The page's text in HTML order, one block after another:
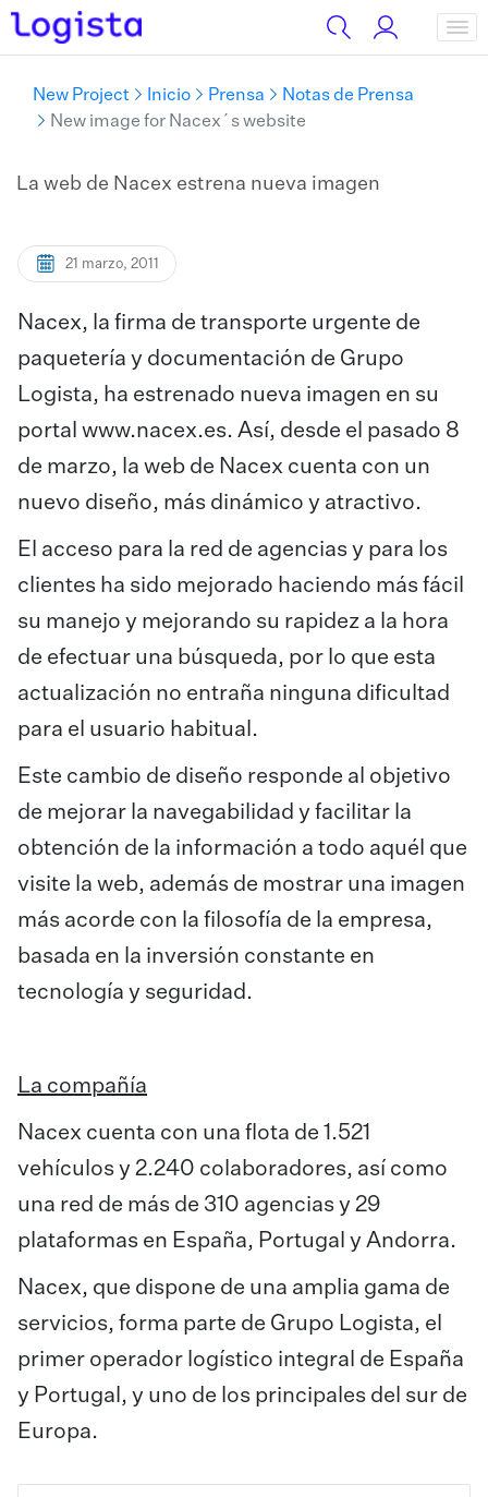
New Project Inicio Prensa
Notas de Prensa
New image for Nacex´s website
La web de Nacex estrena nueva imagen
21 marzo, 2011
Nacex, la firma de transporte urgente de
paquetería y documentación de Grupo
Logista, ha estrenado nueva imagen en su
portal www.nacex.es. Así, desde el pasado 8
de marzo, la web de Nacex cuenta con un
nuevo diseño, más dinámico y atractivo.
El acceso para la red de agencias y para los
clientes ha sido mejorado haciendo más fácil
su manejo y mejorando su rapidez a la hora
de efectuar una búsqueda, por lo que esta
actualización no entraña ninguna dificultad
para el usuario habitual.
Este cambio de diseño responde al objetivo
de mejorar la navegabilidad y facilitar la
obtención de la información a todo aquél que
visite la web, además de mostrar una imagen
más acorde con la filosofía de la empresa,
basada en la inversión constante en
tecnología y seguridad.
La compañía
Nacex cuenta con una flota de 1.521
vehículos y 2.240 colaboradores, así como
una red de más de 310 agencias y 29
plataformas en España, Portugal y Andorra.
Nacex, que dispone de una amplia gama de
servicios, forma parte de Grupo Logista, el
primer operador logístico integral de España
y Portugal, y uno de los principales del sur de
Europa.